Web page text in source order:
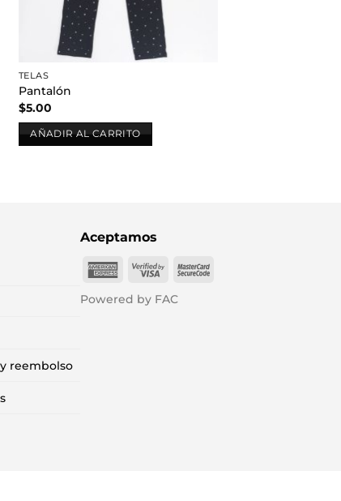
TELAS
Pantalón
$5.00
AÑADIR AL CARRITO
reembolso
Aceptamos
American
Visa
MasterCard
Powered by FAC